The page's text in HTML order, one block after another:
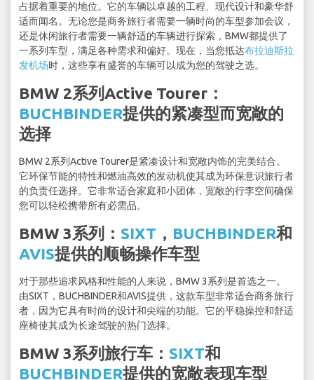
占据着重要的地位。它的车辆以卓越的工程、现代设计和豪华舒
适而闻名。无论您是商务旅行者需要一辆时尚的车型参加会议，
还是休闲旅行者需要一辆舒适的车辆进行探索，BMW都提供了
一系列车型，满足各种需求和偏好。现在，当您抵达布拉迪斯拉
发机场时，这些享有盛誉的车辆可以成为您的驾驶之选。
BMW 2系列Active Tourer：
BUCHBINDER提供的紧凑型而宽敞的
选择
BMW 2系列Active Tourer是紧凑设计和宽敞内饰的完美结合。
它环保节能的特性和燃油高效的发动机使其成为环保意识旅行者
的负责任选择。它非常适合家庭和小团体，宽敞的行李空间确保
您可以轻松携带所有必需品。
BMW 3系列： SIXT ， BUCHBINDER和
AVIS提供的顺畅操作车型
对于那些追求风格和性能的人来说，BMW 3系列是首选之一。
由SIXT，BUCHBINDER和AVIS提供，这款车型非常适合商务旅行
者，因为它具有时尚的设计和尖端的功能。它的平稳操控和舒适
座椅使其成为长途驾驶的热门选择。
BMW 3系列旅行车： SIXT和
BUCHBINDER提供的宽敞表现车型